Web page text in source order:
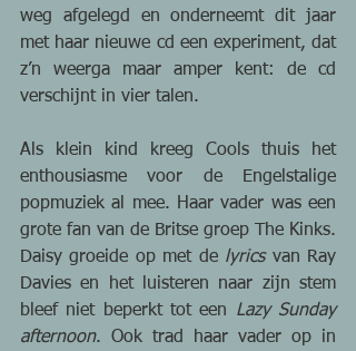
weg afgelegd en onderneemt dit jaar
met haar nieuwe cd een experiment, dat
z’n weerga maar amper kent: de cd
verschijnt in vier talen.
Als klein kind kreeg Cools thuis het
enthousiasme voor de Engelstalige
popmuziek al mee. Haar vader was een
grote fan van de Britse groep The Kinks.
Daisy groeide op met de lyrics van Ray
Davies en het luisteren naar zijn stem
bleef niet beperkt tot een Lazy Sunday
afternoon. Ook trad haar vader op in